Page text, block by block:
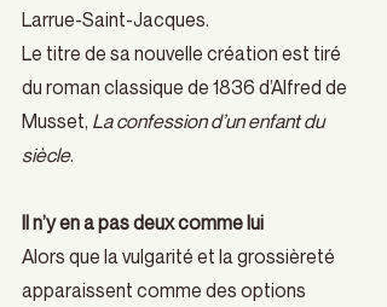
Larrue-Saint-Jacques.
Le titre de sa nouvelle création est tiré
du roman classique de 1836 d’Alfred de
Musset, La confession d’un enfant du
siècle.
Il n’y en a pas deux comme lui
Alors que la vulgarité et la grossièreté
apparaissent comme des options